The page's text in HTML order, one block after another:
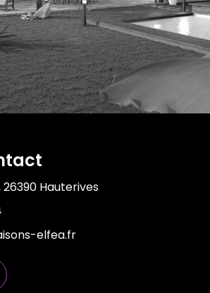
26390 Hauterives
elfea.fr